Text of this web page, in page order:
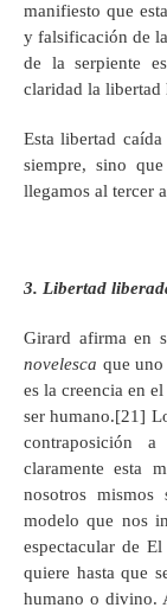
manifiesto que
y falsificación de
de la serpiente
claridad la libertad
Esta libertad
siempre, sino
llegamos al tercer
3. Libertad
Girard afirma en
novelesca que
es la creencia en
ser humano.[21]
contraposición a
claramente esta
nosotros
modelo que nos
espectacular de
quiere hasta que
humano o divino.